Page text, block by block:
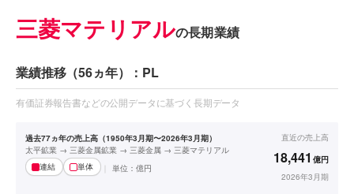
三菱マテリアルの長期業績
業績推移（56ヵ年）：PL
有価証券報告書などの公開データに基づく長期データ
過去77ヵ年の売上高（1950年3月期〜2026年3月期）
太平鉱業 → 三菱金属鉱業 → 三菱金属 → 三菱マテリアル
連結
単体 単位： 億円
直近の売上高
18,441 億円
2026年3月期